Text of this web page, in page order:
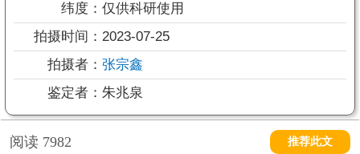
纬度： 仅供科研使用
拍摄时间： 2023-07-25
拍摄者： 张宗鑫
鉴定者： 朱兆泉
阅读 7982 推荐此文